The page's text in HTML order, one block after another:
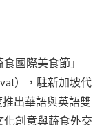
國際美食節」
），駐新加坡代
出華語與英語雙
創意與蔬食外交